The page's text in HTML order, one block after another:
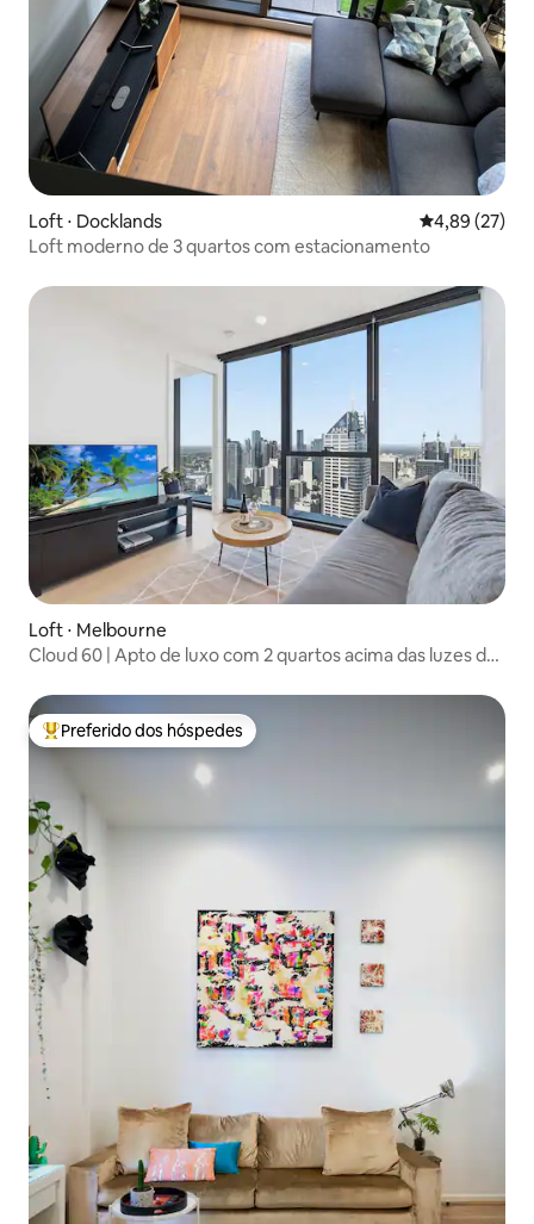
Loft ⋅ Docklands 4,89 de uma
4,89 (27)
Loft moderno de 3 quartos com estacionamento
Loft ⋅ Melbourne
Cloud 60 | Apto de luxo com 2 quartos acima das luzes da
Entre os melhores preferidos dos hóspedes
Preferido dos hóspedes